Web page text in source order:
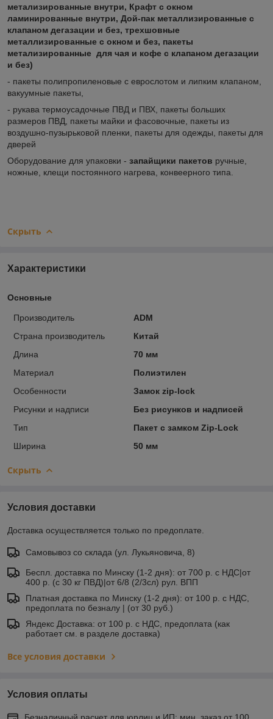
метализированные внутри, Крафт с окном
ламинированные внутри, Дой-пак металлизированные с
клапаном дегазации и без, трехшовные
металлизированные с окном и без, пакеты
метализированные для чая и кофе с клапаном дегазации
и без)
- пакеты полипропиленовые с еврослотом и липким клапаном,
вакуумные пакеты,
- рукава термоусадочные ПВД и ПВХ, пакеты больших
размеров ПВД, пакеты майки и фасовочные, пакеты из
воздушно-пузырьковой пленки, пакеты для одежды, пакеты для
дверей
Оборудование для упаковки - запайщики пакетов ручные,
ножные, клещи постоянного нагрева, конвеерного типа.
Скрыть
Характеристики
Основные
Производитель
ADM
Страна производитель
Китай
Длина
70 мм
Материал
Полиэтилен
Особенности
Замок zip-lock
Рисунки и надписи
Без рисунков и надписей
Тип
Пакет с замком Zip-Lock
Ширина
50 мм
Скрыть
Условия доставки
Доставка осуществляется только по предоплате.
Самовывоз со склада (ул. Лукьяновича, 8)
Беспл. доставка по Минску (1-2 дня): от 700 р. с НДС|от
400 р. (с 30 кг ПВД)|от 6/8 (2/3сл) рул. ВПП
Платная доставка по Минску (1-2 дня): от 100 р. с НДС,
предоплата по безналу | (от 30 руб.)
Яндекс Доставка: от 100 р. с НДС, предоплата (как
работает см. в разделе доставка)
Все условия доставки
Условия оплаты
Безналичный расчет для юрлиц и ИП: мин. заказ от 100